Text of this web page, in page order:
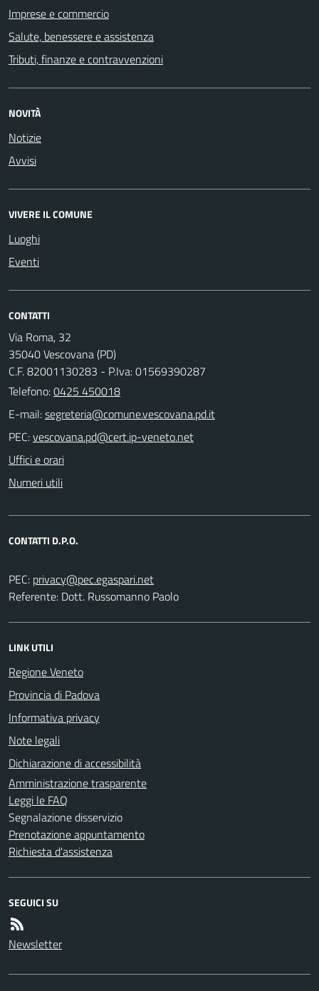
Imprese e commercio
Salute, benessere e assistenza
Tributi, finanze e contravvenzioni
NOVITÀ
Notizie
Avvisi
VIVERE IL COMUNE
Luoghi
Eventi
CONTATTI
Via Roma, 32
35040 Vescovana (PD)
C.F. 82001130283 - P.Iva: 01569390287
Telefono:0425 450018
E-mail:
PEC:
Uffici e orari
Numeri utili
CONTATTI D.P.O.
PEC:
Referente: Dott. Russomanno Paolo
LINK UTILI
Regione Veneto
Provincia di Padova
Informativa privacy
Note legali
Dichiarazione di accessibilità
Amministrazione trasparente
Leggi le FAQ
Segnalazione disservizio
Prenotazione appuntamento
Richiesta d'assistenza
SEGUICI SU
Newsletter